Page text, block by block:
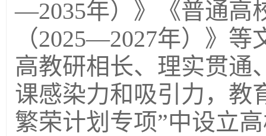
—2035年）》《普通高
（2025—2027年）》
高教研相长、理实贯通
课感染力和吸引力，教
繁荣计划专项”中设立